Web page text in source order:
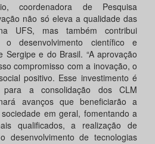
coordenadora de Pesquisa
não só eleva a qualidade das
UFS, mas também contribui
o desenvolvimento científico e
Sergipe e do Brasil. “A aprovação
compromisso com a inovação, o
positivo. Esse investimento é
a consolidação dos CLM
avanços que beneficiarão a
em geral, fomentando a
qualificados, a realização de
desenvolvimento de tecnologias